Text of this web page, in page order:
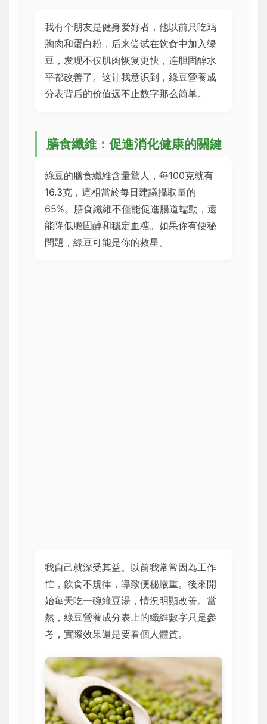
我有个朋友是健身爱好者，他以前只吃鸡
胸肉和蛋白粉，后来尝试在饮食中加入绿
豆，发现不仅肌肉恢复更快，连胆固醇水
平都改善了。这让我意识到，綠豆營養成
分表背后的价值远不止数字那么简单。
膳食纖維：促進消化健康的關鍵
綠豆的膳食纖維含量驚人，每100克就有
16.3克，這相當於每日建議攝取量的
65%。膳食纖維不僅能促進腸道蠕動，還
能降低膽固醇和穩定血糖。如果你有便秘
問題，綠豆可能是你的救星。
我自己就深受其益。以前我常常因為工作
忙，飲食不規律，導致便秘嚴重。後來開
始每天吃一碗綠豆湯，情況明顯改善。當
然，綠豆營養成分表上的纖維數字只是參
考，實際效果還是要看個人體質。